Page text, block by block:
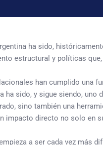
ha sido,
estructural y políticas
han cumplido una
ha sido, y sigue siendo,
sino también una
impacto directo no solo en
a ser cada vez más